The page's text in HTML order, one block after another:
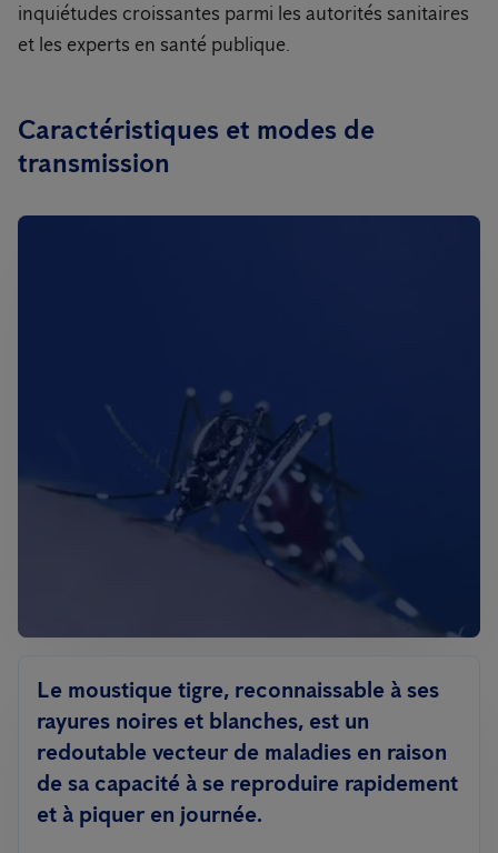
inquiétudes croissantes parmi les autorités sanitaires
et les experts en santé publique.
Caractéristiques et modes de
transmission
Le moustique tigre, reconnaissable à ses
rayures noires et blanches, est un
redoutable vecteur de maladies en raison
de sa capacité à se reproduire rapidement
et à piquer en journée.